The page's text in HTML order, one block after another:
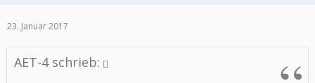
23. Januar 2017
AET-4 schrieb: